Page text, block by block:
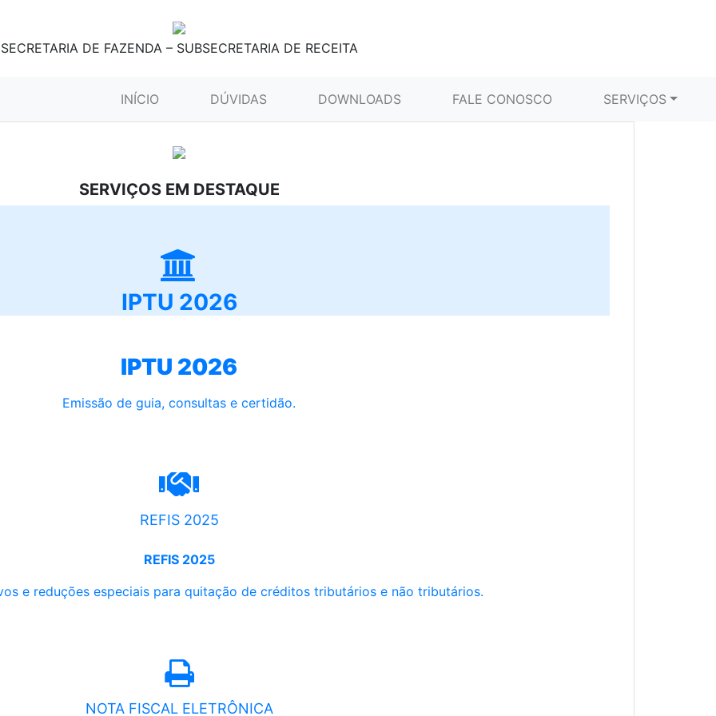
SECRETARIA DE FAZENDA – SUBSECRETARIA DE RECEITA
INÍCIO (CURRENT)DÚVIDAS DOWNLOADS FALE CONOSCO SERVIÇOS
SERVIÇOS EM DESTAQUE
IPTU 2026
IPTU 2026
Emissão de guia, consultas e certidão.
REFIS 2025
REFIS 2025
e reduções especiais para quitação de créditos tributários e não tributários.
NOTA FISCAL ELETRÔNICA